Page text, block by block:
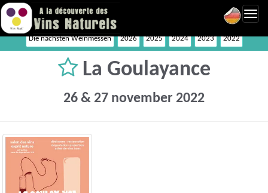
Die nächsten Weinmessen 2026 2025 2024 2023 2022
La Goulayance
26 & 27 november 2022